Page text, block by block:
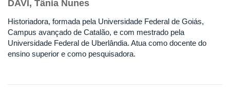
DAVI, Tânia Nunes
Historiadora, formada pela Universidade Federal de Goiás,
Campus avançado de Catalão, e com mestrado pela
Universidade Federal de Uberlândia. Atua como docente do
ensino superior e como pesquisadora.